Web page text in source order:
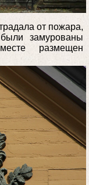
от пожара,
замурованы
размещен